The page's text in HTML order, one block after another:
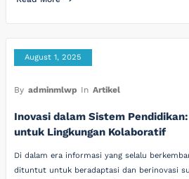
August 1, 2025
By adminmlwp In Artikel
Inovasi dalam Sistem
untuk Lingkungan Kolaboratif
Di dalam era informasi yang selalu
dituntut untuk beradaptasi dan berinovasi